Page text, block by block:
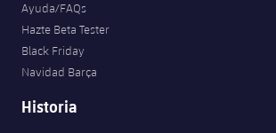
Ayuda/FAQs
Hazte Beta Tester
Black Friday
Navidad Barça
Historia